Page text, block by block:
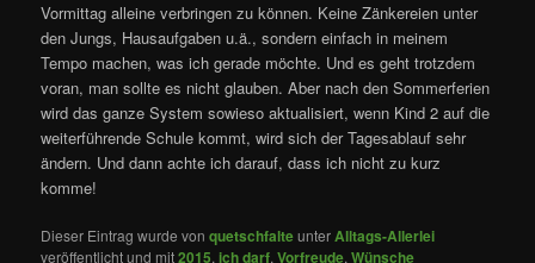
Vormittag alleine verbringen zu können. Keine Zänkereien unter
den Jungs, Hausaufgaben u.ä., sondern einfach in meinem
Tempo machen, was ich gerade möchte. Und es geht trotzdem
voran, man sollte es nicht glauben. Aber nach den Sommerferien
wird das ganze System sowieso aktualisiert, wenn Kind 2 auf die
weiterführende Schule kommt, wird sich der Tagesablauf sehr
ändern. Und dann achte ich darauf, dass ich nicht zu kurz
komme!
Dieser Eintrag wurde vonquetschfalteunterAlltags-Allerlei
veröffentlicht und mit2015,ich darf,Vorfreude,Wünsche